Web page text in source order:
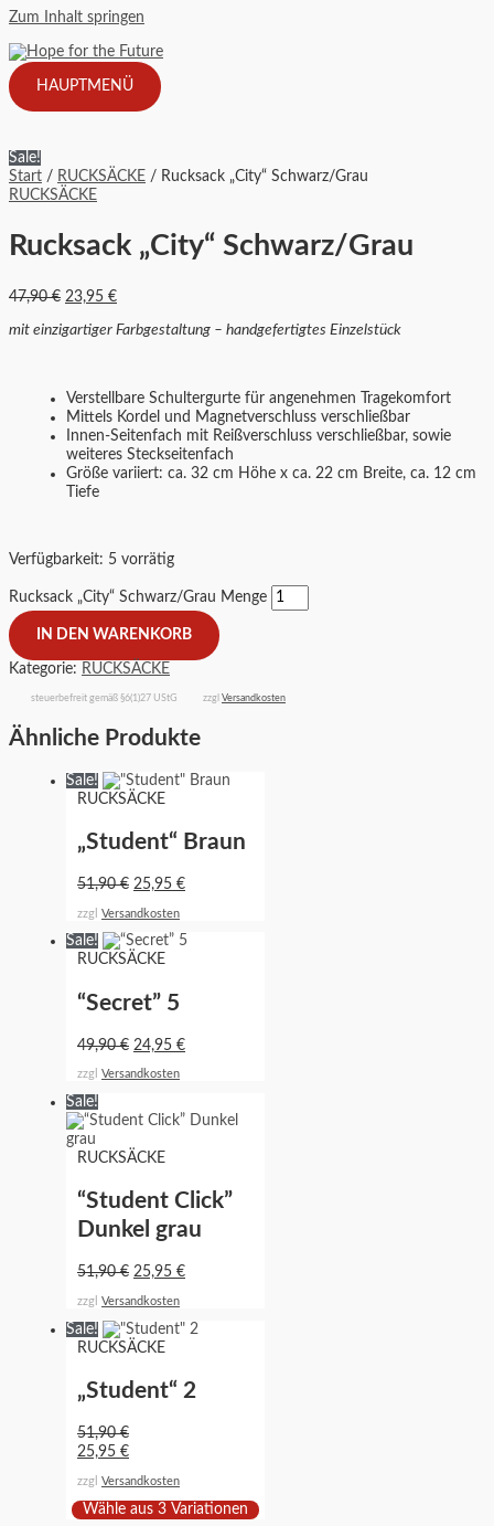
Zum Inhalt springen
HAUPTMENÜ
Sale!
Start / RUCKSÄCKE / Rucksack „City“ Schwarz/Grau
RUCKSÄCKE
Rucksack „City“ Schwarz/Grau
47,90€ 23,95 €
mit einzigartiger Farbgestaltung – handgefertigtes Einzelstück
Verstellbare Schultergurte für angenehmen Tragekomfort
Mittels Kordel und Magnetverschluss verschließbar
Innen-Seitenfach mit Reißverschluss verschließbar, sowie
weiteres Steckseitenfach
Größe variiert: ca. 32 cm Höhe x ca. 22 cm Breite, ca. 12 cm
Tiefe
Verfügbarkeit: 5 vorrätig
Rucksack „City“ Schwarz/Grau Menge
IN DEN WARENKORB
Kategorie: RUCKSÄCKE
steuerbefreit gemäß §6(1)27 UStG zzgl Versandkosten
Ähnliche Produkte
Sale!
RUCKSÄCKE
„Student“ Braun
51,90€ 25,95 €
zzgl Versandkosten
Sale!
RUCKSÄCKE
“Secret” 5
49,90€ 24,95 €
zzgl Versandkosten
Sale!
RUCKSÄCKE
“Student Click”
Dunkel grau
51,90€ 25,95 €
zzgl Versandkosten
Sale!
RUCKSÄCKE
„Student“ 2
51,90€
25,95 €
zzgl Versandkosten
Wähle aus 3 Variationen